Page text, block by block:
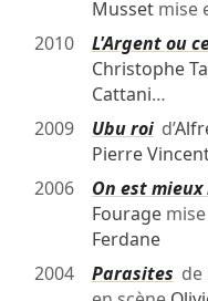
Mussetmise
2010
L'Argent ou
Christophe
Cattani…
2009
Ubu roid’
Pierre
2006
On est
Fouragemise
Ferdane
2004
Parasites de